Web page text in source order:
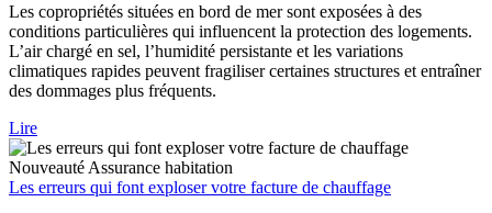
Les copropriétés situées en bord de mer sont exposées à des
conditions particulières qui influencent la protection des logements.
L’air chargé en sel, l’humidité persistante et les variations
climatiques rapides peuvent fragiliser certaines structures et entraîner
des dommages plus fréquents.
Lire
Nouveauté Assurance habitation
Les erreurs qui font exploser votre facture de chauffage